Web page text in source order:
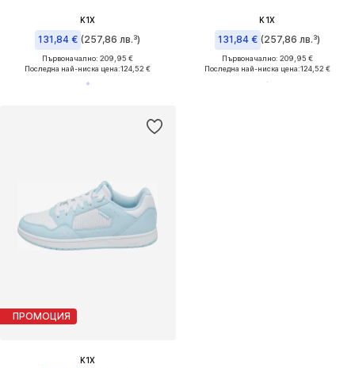
K1X
131,84 € (257,86 лв.³)
Първоначално: 209,95 €
Последна най-ниска цена:124,52 €
K1X
131,84 € (257,86 лв.³)
Първоначално: 209,95 €
Последна най-ниска цена:124,52 €
ПРОМОЦИЯ
K1X